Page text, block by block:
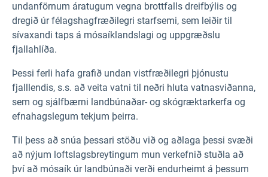
undanförnum áratugum vegna brottfalls dreifbýlis og
dregið úr félagshagfræðilegri starfsemi, sem leiðir til
sívaxandi taps á mósaíklandslagi og uppgræðslu
fjallahlíða.
Þessi ferli hafa grafið undan vistfræðilegri þjónustu
fjalllendis, s.s. að veita vatni til neðri hluta vatnasviðanna,
sem og sjálfbærni landbúnaðar- og skógræktarkerfa og
efnahagslegum tekjum þeirra.
Til þess að snúa þessari stöðu við og aðlaga þessi svæði
að nýjum loftslagsbreytingum mun verkefnið stuðla að
því að mósaík úr landbúnaði verði endurheimt á þessum